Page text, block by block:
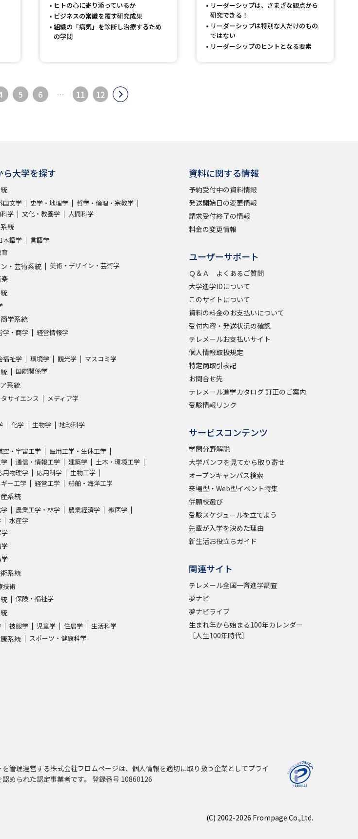
ヒトの心に寄り添っているか
ビジネスの常識を覆す研究成果
組織の「病気」を診断し治療するため
の学問
リーダーシップは、さまざな観点から
研究できる！
リーダーシップは特別な人だけのもの
ではない
リーダーシップのヒントとなる要素
5 6 … 11 12
ら大学を探す
国文学 史学・地理学
哲学・倫理・宗教学
学
文化・教養学 人間科学
統
本語学 言語学
・芸術系統 美術・デザイン・芸術学
楽
学系統
学・商学 経営情報学
福祉学 環境学 観光学 マスコミ学
国際関係学
系統
サイエンス メディア学
化学 生物学 地球科学
空・宇宙工学
医用工学・生体工学
通信・情報工学 建築学
土木・環境工学
用物理学 応用科学
生物工学
ー工学
経営工学 船舶・海洋工学
系統
農業工学・林学 農業経済学
獣医学
水産学
学
学
系統
技術
保険・福祉学
被服学 児童学 住居学 生活科学
系統 スポーツ・健康科学
資料に関する情報
予約受付中の資料情報
発送開始日の変更情報
請求受付終了の情報
料金の変更情報
ユーザーサポート
Ｑ＆Ａ よくあるご質問
大学進学IDについて
このサイトについて
資料の料金のお支払いについて
受付内容・発送状況の確認
テレメールお支払いサイト
個人情報取扱規定
特定商取引表記
お問合せ先
テレメール進学カタログ 訂正のご案内
受験情報リンク
サービスコンテンツ
学問分野解説
大学パンフを見てから取り寄せ
オープンキャンパス検索
来場型・Web型イベント特集
併願校選び
受験スケジュールを立てよう
先輩が入学を決めた理由
新生活お役立ちガイド
関連サイト
テレメール全国一斉進学調査
夢ナビ
夢ナビライブ
生まれ年から始まる100年カレンダー
［人生100年時代］
管理運営する株式会社フロムページは、個人情報を適切に取り扱う企業としてプライ
められた認定事業者です。 登録番号 10860126
(C) 2002-2026 Frompage.Co.,Ltd.